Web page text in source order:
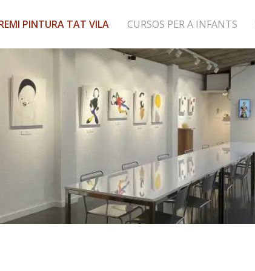
PINTURA TAT VILA CURSOS PER A INFANTS